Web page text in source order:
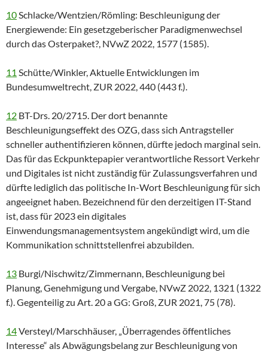
10Schlacke/Wentzien/Römling: Beschleunigung der
Energiewende: Ein gesetzgeberischer Paradigmenwechsel
durch das Osterpaket?, NVwZ 2022, 1577 (1585).
11 Schütte/Winkler, Aktuelle Entwicklungen im
Bundesumweltrecht, ZUR 2022, 440 (443 f.).
12 BT-Drs. 20/2715. Der dort benannte
Beschleunigungseffekt des OZG, dass sich Antragsteller
schneller authentifizieren können, dürfte jedoch marginal sein.
Das für das Eckpunktepapier verantwortliche Ressort Verkehr
und Digitales ist nicht zuständig für Zulassungsverfahren und
dürfte lediglich das politische In-Wort Beschleunigung für sich
angeeignet haben. Bezeichnend für den derzeitigen IT-Stand
ist, dass für 2023 ein digitales
Einwendungsmanagementsystem angekündigt wird, um die
Kommunikation schnittstellenfrei abzubilden.
13 Burgi/Nischwitz/Zimmernann, Beschleunigung bei
Planung, Genehmigung und Vergabe, NVwZ 2022, 1321 (1322
f.). Gegenteilig zu Art. 20 a GG: Groß, ZUR 2021, 75 (78).
14Versteyl/Marschhäuser, „Überragendes öffentliches
Interesse“ als Abwägungsbelang zur Beschleunigung von